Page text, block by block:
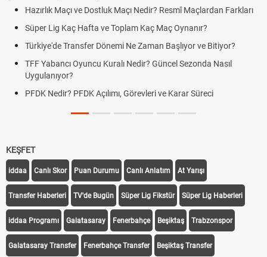
Hazırlık Maçı ve Dostluk Maçı Nedir? Resmî Maçlardan Farkları
Süper Lig Kaç Hafta ve Toplam Kaç Maç Oynanır?
Türkiye'de Transfer Dönemi Ne Zaman Başlıyor ve Bitiyor?
TFF Yabancı Oyuncu Kuralı Nedir? Güncel Sezonda Nasıl
Uygulanıyor?
PFDK Nedir? PFDK Açılımı, Görevleri ve Karar Süreci
KEŞFET
iddaa Canlı Skor Puan Durumu Canlı Anlatım At Yarışı
Transfer Haberleri TV'de Bugün Süper Lig Fikstür Süper Lig Haberleri
iddaa Programı Galatasaray Fenerbahçe Beşiktaş Trabzonspor
Galatasaray Transfer Fenerbahçe Transfer Beşiktaş Transfer